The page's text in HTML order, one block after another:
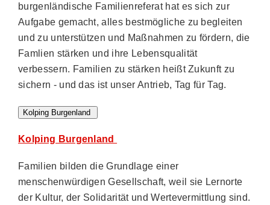
burgenländische Familienreferat hat es sich zur
Aufgabe gemacht, alles bestmögliche zu begleiten
und zu unterstützen und Maßnahmen zu fördern, die
Famlien stärken und ihre Lebensqualität
verbessern. Familien zu stärken heißt Zukunft zu
sichern - und das ist unser Antrieb, Tag für Tag.
Kolping Burgenland
Kolping Burgenland
Familien bilden die Grundlage einer
menschenwürdigen Gesellschaft, weil sie Lernorte
der Kultur, der Solidarität und Wertevermittlung sind.